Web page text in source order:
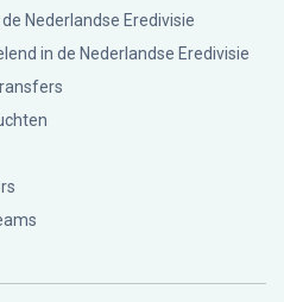
Nederlandse Eredivisie
in de Nederlandse Eredivisie